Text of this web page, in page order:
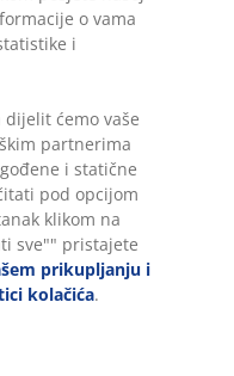
izboru
izrađena od izdržljivog
na mraz
za dreniranje
upotrebu. Š31 x
o vama
i
ćemo vaše
partnerima
i statične
pod opcijom
klikom na
sve"" pristajete
prikupljanju i
kolačića.